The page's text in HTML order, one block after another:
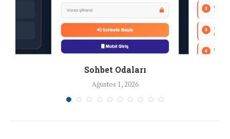
Sohbet Odaları
Ağustos 1, 2026